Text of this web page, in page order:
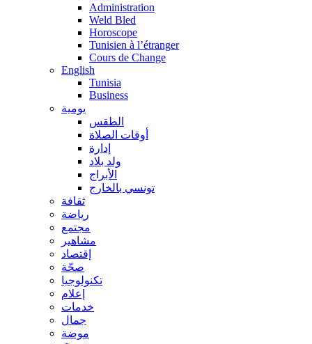
Administration
Weld Bled
Horoscope
Tunisien à l’étranger
Cours de Change
English
Tunisia
Business
يومية
الطقس
أوقات الصلاة
إدارة
ولد بلاد
الأبراج
تونسي بالخارج
ثقافة
رياضة
مجتمع
مشاهير
إقتصاد
صحّة
تكنولوجيا
إعلام
خدمات
جمال
موضة